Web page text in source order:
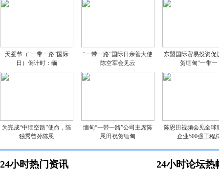
天蚕节（“一带一路”国际
日）倒计时：缅
“一带一路”国际日亲善大使
陈空军会见云
东盟国际贸易投资促
贺缅甸“一带一
为完成“中缅空路”使命，陈
独秀曾孙陈恩
缅甸“一带一路”公司主席陈
恩田祝贺缅甸
陈恩田视频会见全球
企业500强工程
24小时热门资讯 24小时论坛热